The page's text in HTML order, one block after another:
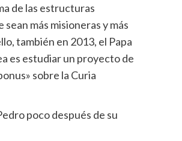
de las estructuras
más misioneras y más
también en 2013, el Papa
es estudiar un proyecto de
sobre la Curia